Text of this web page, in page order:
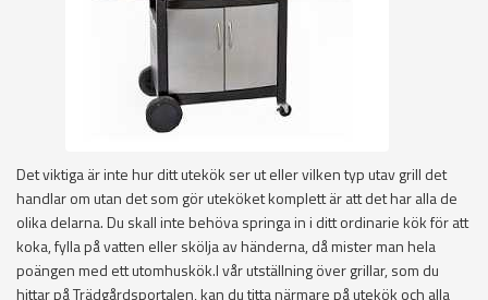
Det viktiga är inte hur ditt utekök ser ut eller vilken typ utav grill det
handlar om utan det som gör uteköket komplett är att det har alla de
olika delarna. Du skall inte behöva springa in i ditt ordinarie kök för att
koka, fylla på vatten eller skölja av händerna, då mister man hela
poängen med ett utomhuskök.I vår utställning över grillar, som du
hittar på Trädgårdsportalen, kan du titta närmare på utekök och alla